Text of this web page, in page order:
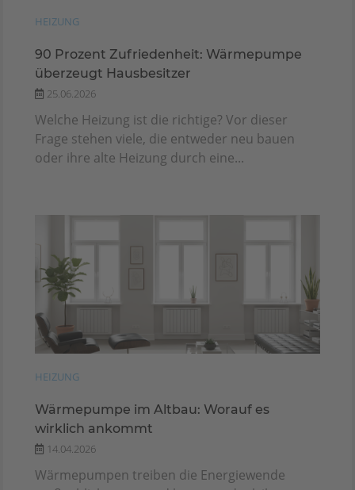
HEIZUNG
90 Prozent Zufriedenheit: Wärmepumpe
überzeugt Hausbesitzer
25.06.2026
Welche Heizung ist die richtige? Vor dieser
Frage stehen viele, die entweder neu bauen
oder ihre alte Heizung durch eine...
HEIZUNG
Wärmepumpe im Altbau: Worauf es
wirklich ankommt
14.04.2026
Wärmepumpen treiben die Energiewende